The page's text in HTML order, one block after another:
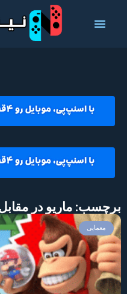
برچسب: ماریو در
معمایی